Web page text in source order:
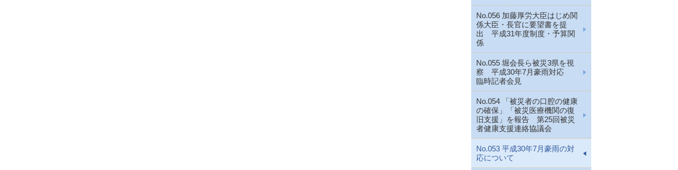
No.056 加藤厚労大臣はじめ関
係大臣・長官に要望書を提
出 平成31年度制度・予算関
係
No.055 堀会長ら被災3県を視
察 平成30年7月豪雨対応
臨時記者会見
No.054 「被災者の口腔の健康
の確保」「被災医療機関の復
旧支援」を報告 第25回被災
者健康支援連絡協議会
No.053 平成30年7月豪雨の対
応について